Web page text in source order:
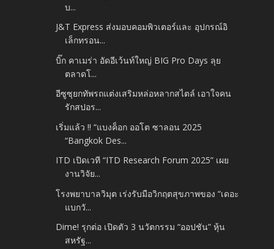
บ...
J&T Express ส่งมอบคอมพิวเตอร์และ อุปกรณ์อิ
เล็กทรอน...
บิ๊ก คาเมร่า อัดอีเว้นท์ใหญ่ BIG Pro Days ลุย
ตลาดโ...
อีซูซุยกทัพรถแต่งเสริมหล่อหลากสไตล์ เอาใจคน
รักสปอร...
เริ่มแล้ว !! “แบงค็อก ออโต ซาลอน 2025
“Bangkok Des...
ITD เปิดเวที “ITD Research Forum 2025” เผย
งานวิจัย...
โรงพยาบาลวิมุต เร่งรับมือวิกฤตสุขภาพของ “เดอะ
แบกวั...
Dime! รุกต่อ เปิดตัว 3 นวัตกรรม “ออปชัน” หุ้น
สหรัฐ...